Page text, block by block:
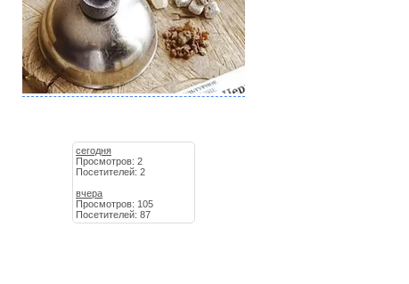
сегодня
Просмотров: 2
Посетителей: 2
вчера
Просмотров: 105
Посетителей: 87